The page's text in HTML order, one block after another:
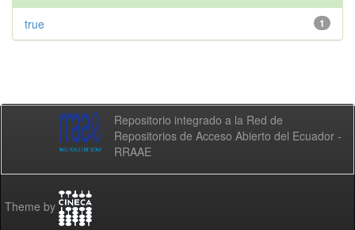
1
true
Repositorio integrado a la Red de
Repositorios de Acceso Abierto del Ecuador -
RRAAE
Theme by